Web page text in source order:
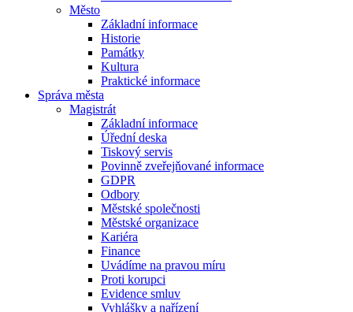
Město
Základní informace
Historie
Památky
Kultura
Praktické informace
Správa města
Magistrát
Základní informace
Úřední deska
Tiskový servis
Povinně zveřejňované informace
GDPR
Odbory
Městské společnosti
Městské organizace
Kariéra
Finance
Uvádíme na pravou míru
Proti korupci
Evidence smluv
Vyhlášky a nařízení